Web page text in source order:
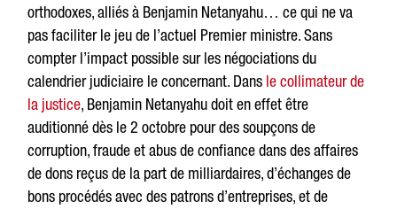
orthodoxes, alliés à Benjamin Netanyahu… ce qui ne va
pas faciliter le jeu de l’actuel Premier ministre. Sans
compter l’impact possible sur les négociations du
calendrier judiciaire le concernant. Dans le collimateur de
la justice, Benjamin Netanyahu doit en effet être
auditionné dès le 2 octobre pour des soupçons de
corruption, fraude et abus de confiance dans des affaires
de dons reçus de la part de milliardaires, d’échanges de
bons procédés avec des patrons d’entreprises, et de